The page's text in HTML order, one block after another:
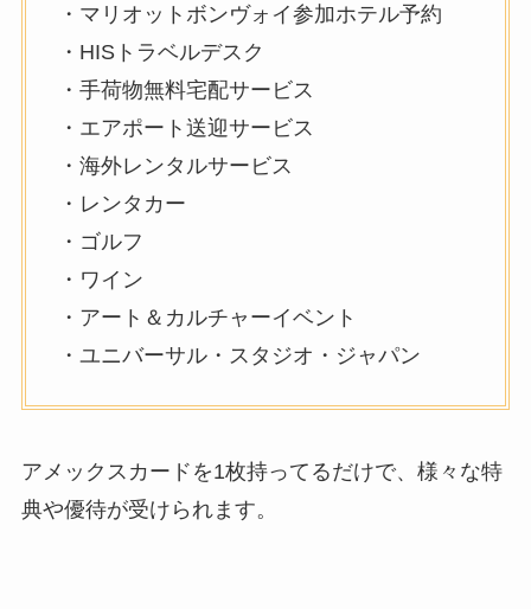
・マリオットボンヴォイ参加ホテル予約
・HISトラベルデスク
・手荷物無料宅配サービス
・エアポート送迎サービス
・海外レンタルサービス
・レンタカー
・ゴルフ
・ワイン
・アート＆カルチャーイベント
・ユニバーサル・スタジオ・ジャパン
アメックスカードを1枚持ってるだけで、様々な特
典や優待が受けられます。